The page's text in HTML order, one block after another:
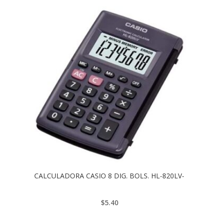
CALCULADORA CASIO 8 DIG. BOLS. HL-820LV-
$5.40